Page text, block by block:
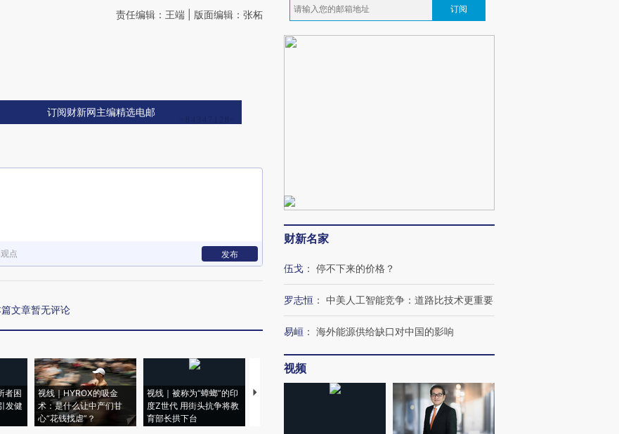
责任编辑：王端 | 版面编辑：张柘
订阅财新网主编精选电邮
点 发布
文章暂无评论
者困
发健
视线｜HYROX的吸金
术：是什么让中产们甘
心“花钱找虐”？
视线｜被称为“蟑螂”的印
度Z世代 用街头抗争将教
育部长拱下台
视线｜“入侵”还是“人道危
湖北宜昌局部短时降雨
128毫米 紧急转移近
4000人
哈尔滨遭遇短时极端强降
雨 3小时累计雨量超80毫
订阅
财新名家
伍戈 ： 停不下来的价格？
罗志恒 ： 中美人工智能竞争：道路比技术更重要
易峘 ： 海外能源供给缺口对中国的影响
视频